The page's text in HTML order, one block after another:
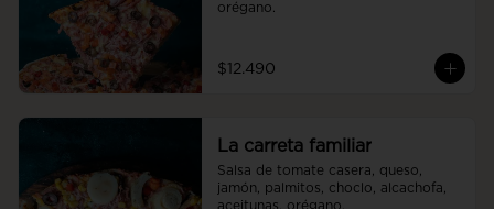
orégano.
$12.490
La carreta familiar
Salsa de tomate casera, queso,
jamón, palmitos, choclo, alcachofa,
aceitunas, orégano.